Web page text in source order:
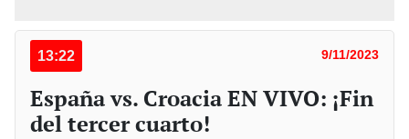
13:22 9/11/2023
España vs. Croacia EN VIVO: ¡Fin
del tercer cuarto!